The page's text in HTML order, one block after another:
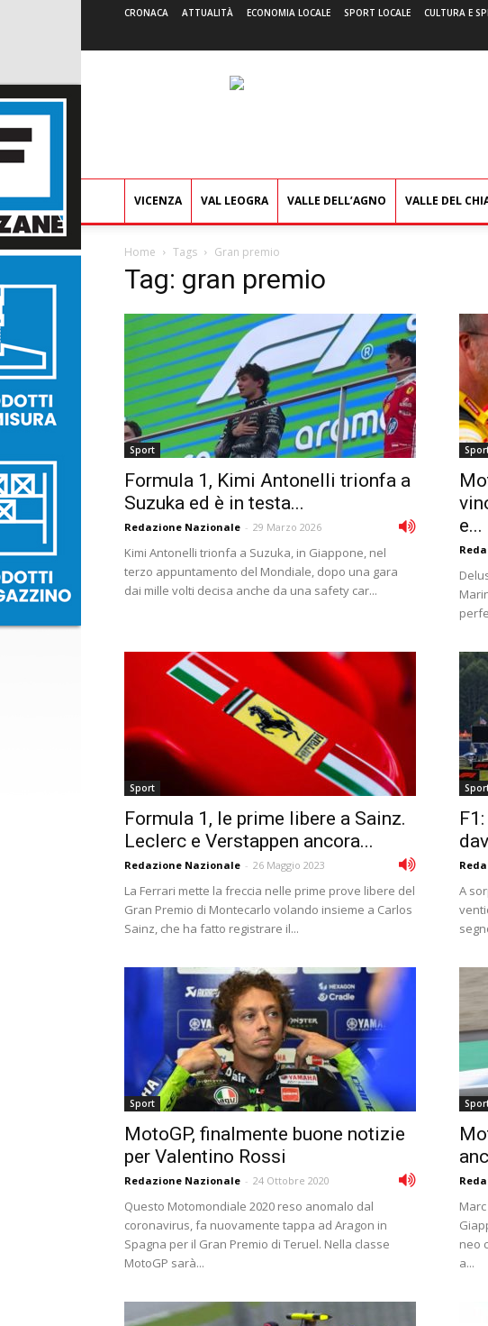
CRONACA ATTUALITÀ ECONOMIA LOCALE SPORT LOCALE CULTURA E
VICENZA VAL LEOGRA VALLE DELL’AGNO VALLE DEL
Home Tags Gran premio
Tag: gran premio
Sport
Formula 1, Kimi Antonelli trionfa a
Suzuka ed è in testa...
Redazione Nazionale - 29 Marzo 2026
Kimi Antonelli trionfa a Suzuka, in Giappone, nel
terzo appuntamento del Mondiale, dopo una gara
dai mille volti decisa anche da una safety car...
e...
Sport
Formula 1, le prime libere a Sainz.
Leclerc e Verstappen ancora...
Redazione Nazionale - 26 Maggio 2023
La Ferrari mette la freccia nelle prime prove libere del
Gran Premio di Montecarlo volando insieme a Carlos
Sainz, che ha fatto registrare il...
A
Sport
MotoGP, finalmente buone notizie
per Valentino Rossi
Redazione Nazionale - 24 Ottobre 2020
Questo Motomondiale 2020 reso anomalo dal
coronavirus, fa nuovamente tappa ad Aragon in
Spagna per il Gran Premio di Teruel. Nella classe
MotoGP sarà...
neo
a...